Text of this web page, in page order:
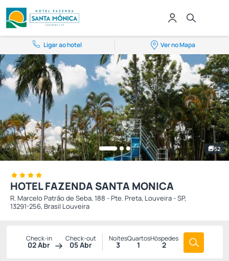
Ligar ao hotel Ver no Mapa
52
HOTEL FAZENDA SANTA MONICA
R. Marcelo Patrão de Seba, 188 - Pte. Preta, Louveira - SP,
13291-256, Brasil Louveira
Check-in
02 Abr
Check-out
05 Abr
Noites
3
Quartos
1
Hóspedes
2